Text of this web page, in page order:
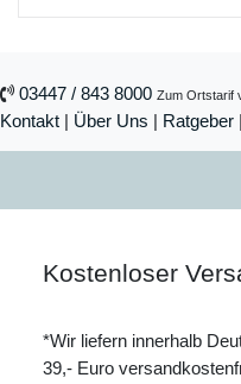
03447 / 843 8000 Zum Ortstarif
Kontakt | Über Uns | Ratgeber |
Kostenloser
*Wir liefern innerhalb
39,- Euro